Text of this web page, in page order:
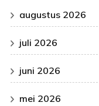
augustus 2026
juli 2026
juni 2026
mei 2026